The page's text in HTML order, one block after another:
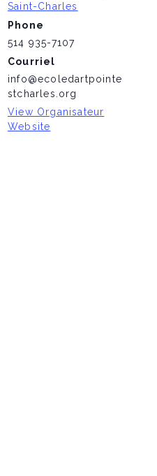
Saint-Charles
Phone
514 935-7107
Courriel
info@ecoledartpointe
stcharles.org
View Organisateur
Website